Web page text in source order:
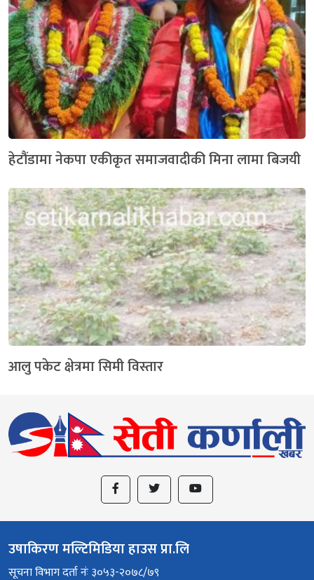
हेटौंडामा नेकपा एकीकृत समाजवादीकी मिना लामा बिजयी
आलु पकेट क्षेत्रमा सिमी विस्तार
उषाकिरण मल्टिमिडिया हाउस प्रा.लि
सूचना विभाग दर्ता नंः ३०५३-२०७८/७९